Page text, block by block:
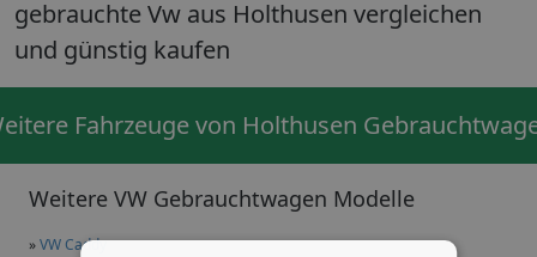
Weitere VW Gebrauchtwagen Modelle
»VW Caddy
gebrauchte Vw aus Holthusen vergleichen
und günstig kaufen
Fahrzeuge von Holthusen